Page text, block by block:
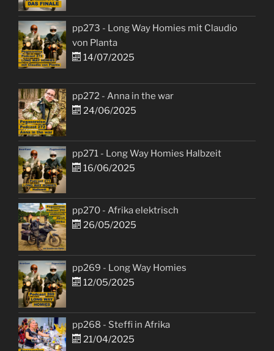
pp273 - Long Way Homies mit Claudio
von Planta
14/07/2025
pp272 - Anna in the war
24/06/2025
pp271 - Long Way Homies Halbzeit
16/06/2025
pp270 - Afrika elektrisch
26/05/2025
pp269 - Long Way Homies
12/05/2025
pp268 - Steffi in Afrika
21/04/2025